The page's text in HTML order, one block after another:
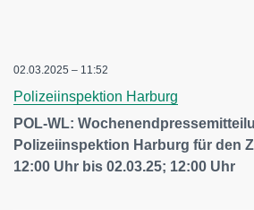
02.03.2025 – 11:52
Polizeiinspektion Harburg
POL-WL:
Polizeiinspektion Harburg für den
12:00 Uhr bis 02.03.25; 12:00 Uhr